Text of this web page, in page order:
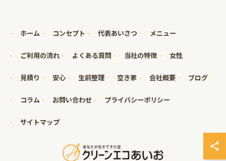
ホーム コンセプト 代表あいさつ メニュー
ご利用の流れ よくある質問 当社の特徴 女性
見積り 安心 生前整理 空き家 会社概要 ブログ
コラム お問い合わせ プライバシーポリシー
サイトマップ